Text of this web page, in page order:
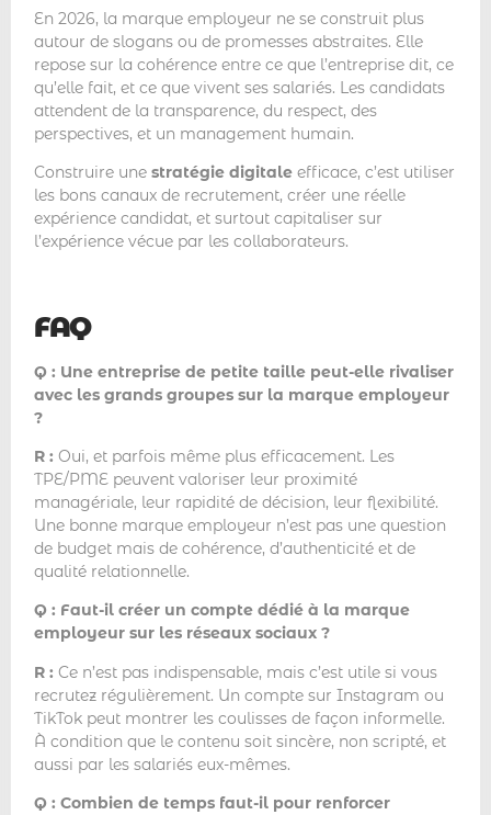
En 2026, la marque employeur ne se construit plus
autour de slogans ou de promesses abstraites. Elle
repose sur la cohérence entre ce que l’entreprise dit, ce
qu’elle fait, et ce que vivent ses salariés. Les candidats
attendent de la transparence, du respect, des
perspectives, et un management humain.
Construire une stratégie digitale efficace, c’est utiliser
les bons canaux de recrutement, créer une réelle
expérience candidat, et surtout capitaliser sur
l’expérience vécue par les collaborateurs.
FAQ
Q : Une entreprise de petite taille peut-elle rivaliser
avec les grands groupes sur la marque employeur
?
R : Oui, et parfois même plus efficacement. Les
TPE/PME peuvent valoriser leur proximité
managériale, leur rapidité de décision, leur flexibilité.
Une bonne marque employeur n’est pas une question
de budget mais de cohérence, d’authenticité et de
qualité relationnelle.
Q : Faut-il créer un compte dédié à la marque
employeur sur les réseaux sociaux ?
R : Ce n’est pas indispensable, mais c’est utile si vous
recrutez régulièrement. Un compte sur Instagram ou
TikTok peut montrer les coulisses de façon informelle.
À condition que le contenu soit sincère, non scripté, et
aussi par les salariés eux-mêmes.
Q : Combien de temps faut-il pour renforcer